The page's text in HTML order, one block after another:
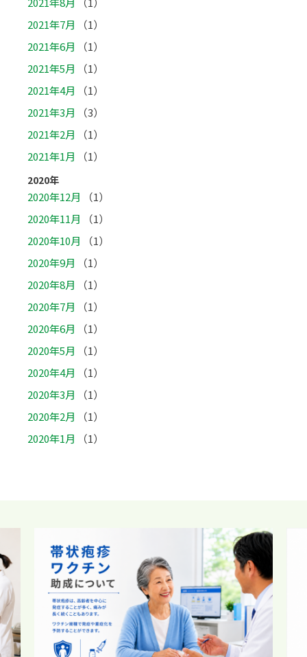
2021年7月
（1）
2021年6月
（1）
2021年5月
（1）
2021年4月
（1）
2021年3月
（3）
2021年2月
（1）
2021年1月
（1）
2020年
2020年12月
（1）
2020年11月
（1）
2020年10月
（1）
2020年9月
（1）
2020年8月
（1）
2020年7月
（1）
2020年6月
（1）
2020年5月
（1）
2020年4月
（1）
2020年3月
（1）
2020年2月
（1）
2020年1月
（1）